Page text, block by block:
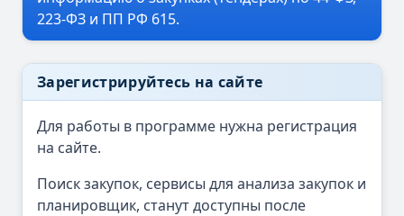
223-ФЗ и ПП РФ 615.
Зарегистрируйтесь на сайте
Для работы в программе нужна регистрация
на сайте.
Поиск закупок, сервисы для анализа закупок и
планировщик, станут доступны после